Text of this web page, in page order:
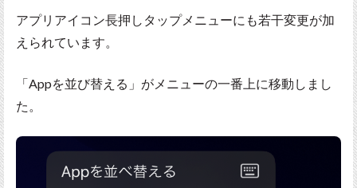
アプリアイコン長押しタップメニューにも若干変更が加
えられています。
「Appを並び替える」がメニューの一番上に移動しまし
た。